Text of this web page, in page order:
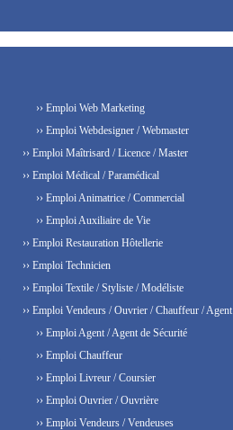
›› Emploi Web Marketing
›› Emploi Webdesigner / Webmaster
›› Emploi Maîtrisard / Licence / Master
›› Emploi Médical / Paramédical
›› Emploi Animatrice / Commercial
›› Emploi Auxiliaire de Vie
›› Emploi Restauration Hôtellerie
›› Emploi Technicien
›› Emploi Textile / Styliste / Modéliste
›› Emploi Vendeurs / Ouvrier / Chauffeur / Agent
›› Emploi Agent / Agent de Sécurité
›› Emploi Chauffeur
›› Emploi Livreur / Coursier
›› Emploi Ouvrier / Ouvrière
›› Emploi Vendeurs / Vendeuses